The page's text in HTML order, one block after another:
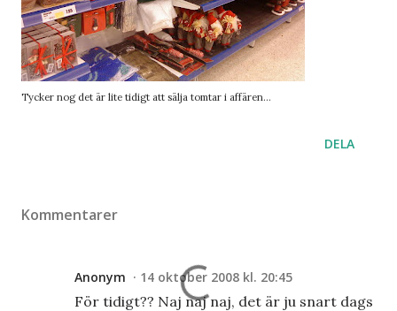
Tycker nog det är lite tidigt att sälja tomtar i affären...
DELA
Kommentarer
Anonym 14 oktober 2008 kl. 20:45
För tidigt?? Naj naj naj, det är ju snart dags